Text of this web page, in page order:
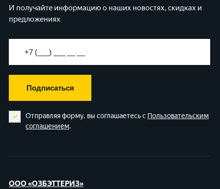
И получайте информацию о наших новостях, скидках и
предложениях
Подписаться
Отправляя форму, вы соглашаетесь с Пользовательским
соглашением.
ООО «ОЗБЭТТЕРИЗ»